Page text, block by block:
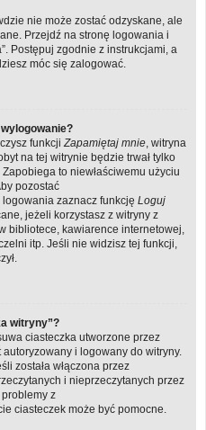
nie może zostać odzyskane, ale
Przejdź na stronę logowania i
Postępuj zgodnie z instrukcjami, a
móc się zalogować.
funkcji Zapamiętaj mnie , witryna
na tej witrynie będzie trwał tylko
to niewłaściwemu użyciu
pozostać
zaznacz funkcję Loguj
jeżeli korzystasz z witryny z
bibliotece, kawiarence internetowej,
itp. Jeśli nie widzisz tej funkcji,
witryny”?
ciasteczka utworzone przez
i logowany do witryny.
została włączona przez
i nieprzeczytanych przez
z
ciasteczek może być pomocne.